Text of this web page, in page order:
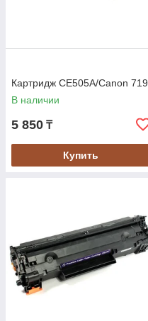
Картридж CE505A/Canon 719
В наличии
5 850 ₸
Купить